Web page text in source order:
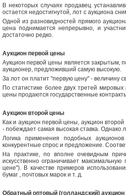
В некоторых случаях продавец
остается недостигнутой, лот с аукциона
Одной из разновидностей прямого
цена поднимается непрерывно, и
достаточно редко.
Аукцион первой цены
Аукцион первой цены является закрытым,
аукционер, предложивший самую высокую.
За лот он платит "первую цену" - величину
По статистике более двух третей
цены продаются государственные
Аукцион второй цены
Как и аукцион первой цены, аукцион
- побеждает самая высокая ставка. Однако
Логика применения подобных
конкурентные спрос и предложение.
На практике, по вполне очевидным
искусственно ограничивает
цене"). В качестве примеров
бумаг , почтовых марок и т. д.
Обратный оптовый (голландский) аукцион